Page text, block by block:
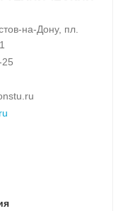
на-Дону, пл.